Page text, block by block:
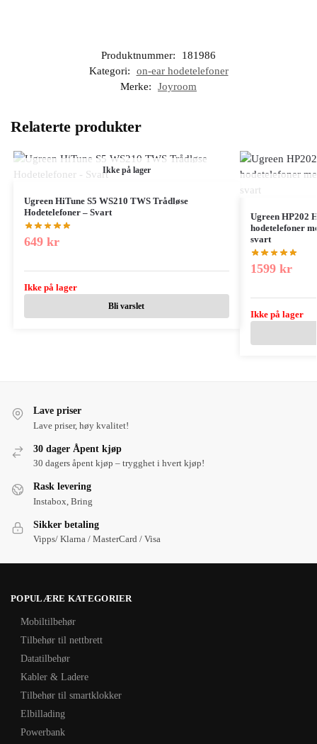
Produktnummer:
181986
Kategori:
on-ear hodetelefoner
Merke:
Joyroom
Relaterte produkter
Ikke på lager
Ugreen HiTune S5 WS210 TWS Trådløse
Hodetelefoner – Svart
649 kr
Ikke på lager
Bli varslet
Ugreen HP202
hodetelefoner
svart
1599 kr
Ikke på lager
Lave priser
Lave priser, høy kvalitet!
30 dager Åpent kjøp
30 dagers åpent kjøp – trygghet i hvert kjøp!
Rask levering
Instabox, Bring
Sikker betaling
Vipps/ Klarna / MasterCard / Visa
POPULÆRE KATEGORIER
Mobiltilbehør
Tilbehør til nettbrett
Datatilbehør
Kabler & Ladere
Tilbehør til smartklokker
Elbillading
Powerbank